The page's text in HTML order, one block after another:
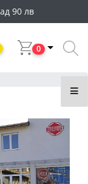
90 лв
0